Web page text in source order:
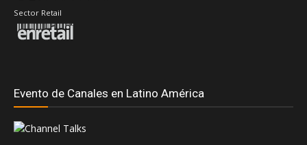
Sector Retail
Evento de Canales en Latino América